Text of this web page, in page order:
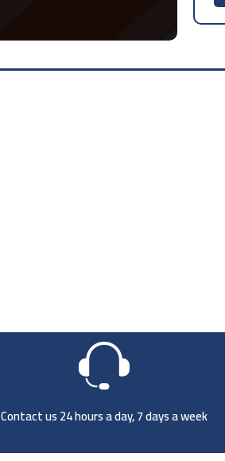
Contact us 24 hours a day, 7 days a week